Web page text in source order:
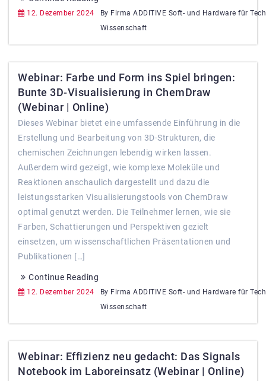
12. Dezember 2024
By Firma ADDITIVE Soft- und Hardware für
Wissenschaft
Webinar: Farbe und Form ins Spiel bringen:
Bunte 3D-Visualisierung in ChemDraw
(Webinar | Online)
Dieses Webinar bietet eine umfassende Einführung in die
Erstellung und Bearbeitung von 3D-Strukturen, die
chemischen Zeichnungen lebendig wirken lassen.
Außerdem wird gezeigt, wie komplexe Moleküle und
Reaktionen anschaulich dargestellt und dazu die
leistungsstarken Visualisierungstools von ChemDraw
optimal genutzt werden. Die Teilnehmer lernen, wie sie
Farben, Schattierungen und Perspektiven gezielt
einsetzen, um wissenschaftlichen Präsentationen und
Publikationen […]
Continue Reading
12. Dezember 2024
By Firma ADDITIVE Soft- und Hardware für
Wissenschaft
Webinar: Effizienz neu gedacht: Das Signals
Notebook im Laboreinsatz (Webinar | Online)